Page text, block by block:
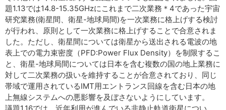
題1.13では14.8-15.35GHzにこれまで二次業務＊4であった宇宙
研究業務(衛星間、衛星-地球局間)を一次業務に格上げする検討
が行われ、原則として一次業務に格上げすることで合意されま
した。ただし、衛星間については衛星から送出される電波の地
表上での電力束密度（PFD:Power Flux Density）を制限するこ
と、衛星-地球局間については日本を含む複数の国の地上業務に
対して二次業務の扱いを維持することが合意されており、同じ
帯域で運用されているIMT用エントランス回線を含む日本の地
上無線システムへの悪影響を及ぼさないようにしています。